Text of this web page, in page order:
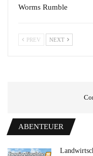
Worms Rumble
PREV NEXT
ABENTEUER